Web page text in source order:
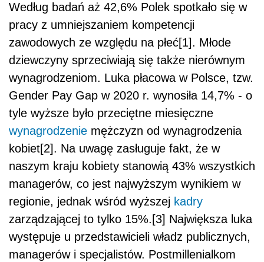
Według badań aż 42,6% Polek spotkało się w
pracy z umniejszaniem kompetencji
zawodowych ze względu na płeć[1]. Młode
dziewczyny sprzeciwiają się także nierównym
wynagrodzeniom. Luka płacowa w Polsce, tzw.
Gender Pay Gap w 2020 r. wynosiła 14,7% - o
tyle wyższe było przeciętne miesięczne
wynagrodzenie mężczyzn od wynagrodzenia
kobiet[2]. Na uwagę zasługuje fakt, że w
naszym kraju kobiety stanowią 43% wszystkich
managerów, co jest najwyższym wynikiem w
regionie, jednak wśród wyższej kadry
zarządzającej to tylko 15%.[3] Największa luka
występuje u przedstawicieli władz publicznych,
managerów i specjalistów. Postmillenialkom